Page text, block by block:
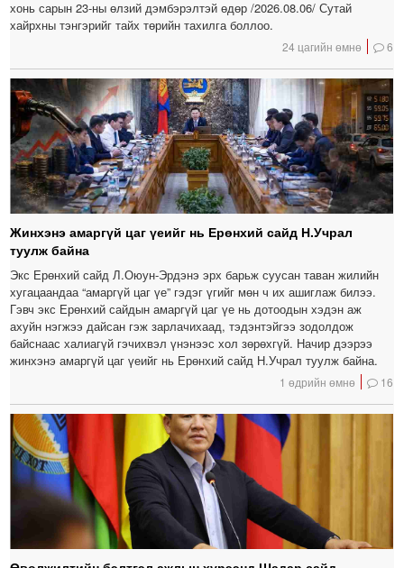
хонь сарын 23-ны өлзий дэмбэрэлтэй өдөр /2026.08.06/ Сутай
хайрхны тэнгэрийг тайх төрийн тахилга боллоо.
24 цагийн өмнө 6
Жинхэнэ амаргүй цаг үеийг нь Ерөнхий сайд Н.Учрал
туулж байна
Экс Ерөнхий сайд Л.Оюун-Эрдэнэ эрх барьж суусан таван жилийн
хугацаандаа “амаргүй цаг үе” гэдэг үгийг мөн ч их ашиглаж билээ.
Гэвч экс Ерөнхий сайдын амаргүй цаг үе нь дотоодын хэдэн аж
ахуйн нэгжээ дайсан гэж зарлачихаад, тэдэнтэйгээ зодолдож
байснаас халиагүй гэчихвэл үнэнээс хол зөрөхгүй. Начир дээрээ
жинхэнэ амаргүй цаг үеийг нь Ерөнхий сайд Н.Учрал туулж байна.
1 өдрийн өмнө 16